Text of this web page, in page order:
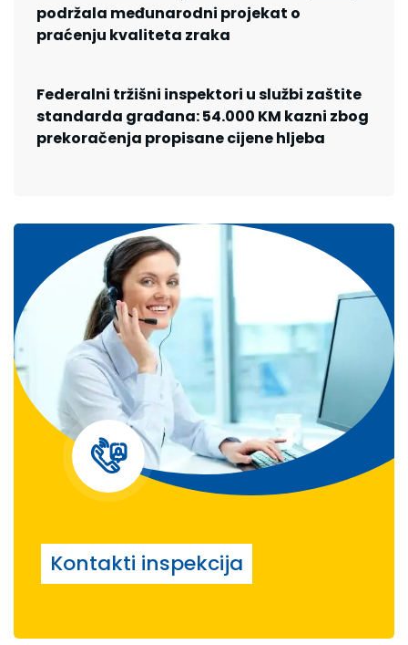
podržala međunarodni projekat o
praćenju kvaliteta zraka
Federalni tržišni inspektori u službi zaštite
standarda građana: 54.000 KM kazni zbog
prekoračenja propisane cijene hljeba
Kontakti inspekcija